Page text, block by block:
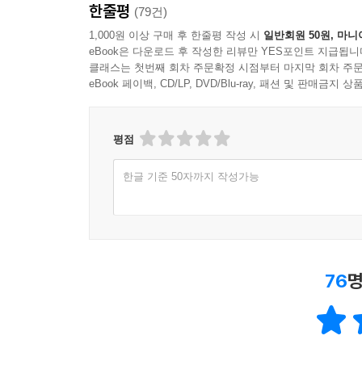
헌법에 있는 평등에 관한 조항이 무엇인지 물으
앞에’ 평등하기만 하면? 우리는 거기에 머물지 말
국민’이다. 모두가 인간다운 생활을 할 수 있어
모두를 부자로 만들어야 한다는 것도 아니다. 최
한줄평 (79건)
1,000원 이상 구매 후 한줄평 작성 시 일반회원 50원, 마니
eBook은 다운로드 후 작성한 리뷰만 YES포인트 지급됩니
클래스는 첫번째 회차 주문확정 시점부터 마지막 회차 주
eBook 페이백, CD/LP, DVD/Blu-ray, 패션 및 판매금지 상
평점
한글 기준 50자까지 작성가능
76